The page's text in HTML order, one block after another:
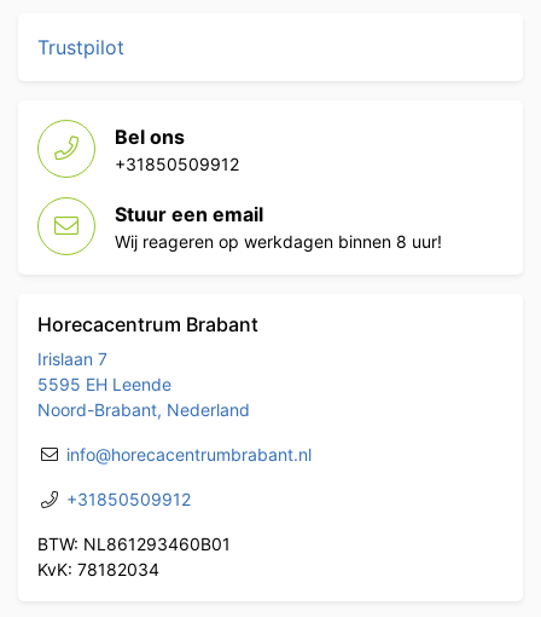
Trustpilot
Bel ons
+31850509912
Stuur een email
Wij reageren op werkdagen binnen 8 uur!
Horecacentrum Brabant
Irislaan 7
5595 EH Leende
Noord-Brabant, Nederland
info@horecacentrumbrabant.nl
+31850509912
BTW: NL861293460B01
KvK: 78182034